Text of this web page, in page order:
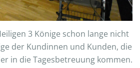
3 Könige schon lange nicht
der Kundinnen und Kunden, die
in die Tagesbetreuung kommen.